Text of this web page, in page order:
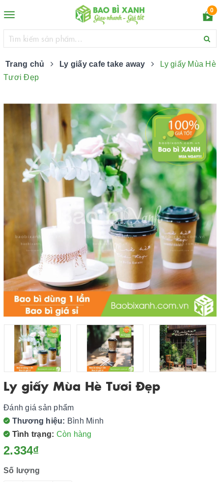
Toggle
navigation
0
Trang chủ Ly giấy cafe take away
Ly giấy Mùa Hè
Tươi Đẹp
Ly giấy Mùa Hè Tươi Đẹp
Đánh giá sản phẩm
Thương hiệu: Bình Minh
Tình trạng: Còn hàng
2.334₫
Số lượng